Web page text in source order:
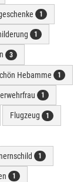
1
1
3
Hebamme 1
1
Flugzeug 1
1
1